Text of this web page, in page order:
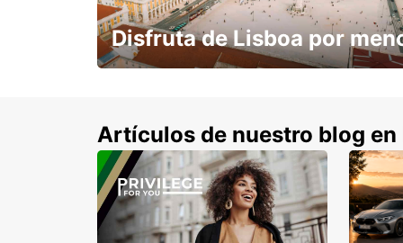
Disfruta de Lisboa por
Artículos de nuestro blog en